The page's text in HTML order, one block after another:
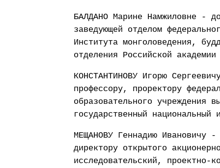
БАЛДАНО Марине Намжиловне -
заведующей отделом
Института монголоведения,
отделения Российской
КОНСТАНТИНОВУ Игорю
профессору, проректору
образовательного учреждения
государственный национальный
МЕЩАНОВУ Геннадию Ивановичу
директору открытого
исследовательский, проектно-